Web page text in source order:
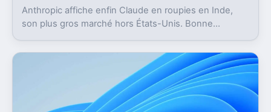
Anthropic affiche enfin Claude en roupies en Inde,
son plus gros marché hors États-Unis. Bonne
abonnements.